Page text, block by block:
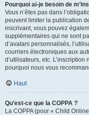
Pourquoi ai-je besoin de
Vous n’êtes pas dans
peuvent limiter la publication
inscrivant, vous pouvez
supplémentaires qui ne sont
d’avatars personnalisés,
courriers électroniques aux
d’utilisateurs, etc. L’inscription
pourquoi nous vous
Haut
Qu’est-ce que la COPPA ?
La COPPA (pour « Child